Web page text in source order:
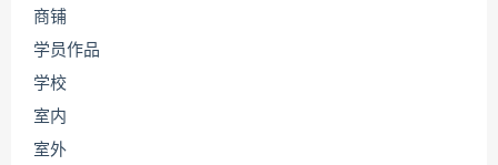
商铺
学员作品
学校
室内
室外